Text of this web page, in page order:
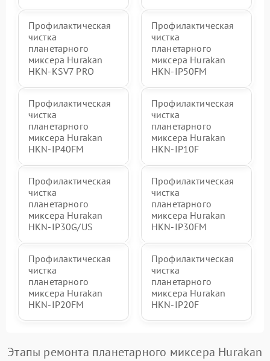
Профилактическая
чистка
планетарного
миксера Hurakan
HKN-KSV7 PRO
Профилактическая
чистка
планетарного
миксера Hurakan
HKN-IP50FM
Профилактическая
чистка
планетарного
миксера Hurakan
HKN-IP40FM
Профилактическая
чистка
планетарного
миксера Hurakan
HKN-IP10F
Профилактическая
чистка
планетарного
миксера Hurakan
HKN-IP30G/US
Профилактическая
чистка
планетарного
миксера Hurakan
HKN-IP30FM
Профилактическая
чистка
планетарного
миксера Hurakan
HKN-IP20FM
Профилактическая
чистка
планетарного
миксера Hurakan
HKN-IP20F
Этапы ремонта планетарного миксера Hurakan